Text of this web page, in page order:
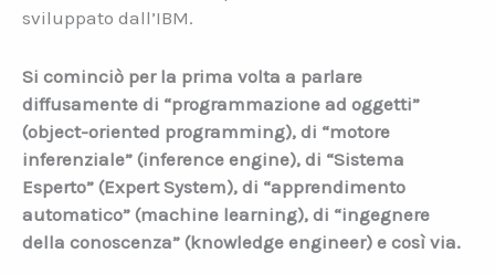
sviluppato dall’IBM.
Si cominciò per la prima volta a parlare
diffusamente di “programmazione ad oggetti”
(object-oriented programming), di “motore
inferenziale” (inference engine), di “Sistema
Esperto” (Expert System), di “apprendimento
automatico” (machine learning), di “ingegnere
della conoscenza” (knowledge engineer) e così via.